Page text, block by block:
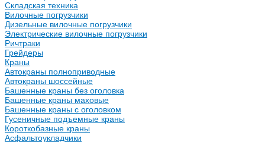
Складская техника
Вилочные погрузчики
Дизельные вилочные погрузчики
Электрические вилочные погрузчики
Ричтраки
Грейдеры
Краны
Автокраны полноприводные
Автокраны шоссейные
Башенные краны без оголовка
Башенные краны маховые
Башенные краны с оголовком
Гусеничные подъемные краны
Короткобазные краны
Асфальтоукладчики